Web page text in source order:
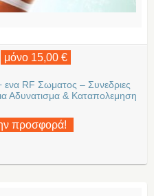
μόνο 15,00 €
RF Σωματος – Συνεδριες
Αδυνατισμα & Καταπολεμηση
προσφορά!